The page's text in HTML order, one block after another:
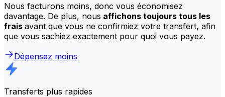
Nous facturons moins, donc vous économisez
davantage. De plus, nous affichons toujours tous les
frais avant que vous ne confirmiez votre transfert, afin
que vous sachiez exactement pour quoi vous payez.
Dépensez moins
Transferts plus rapides